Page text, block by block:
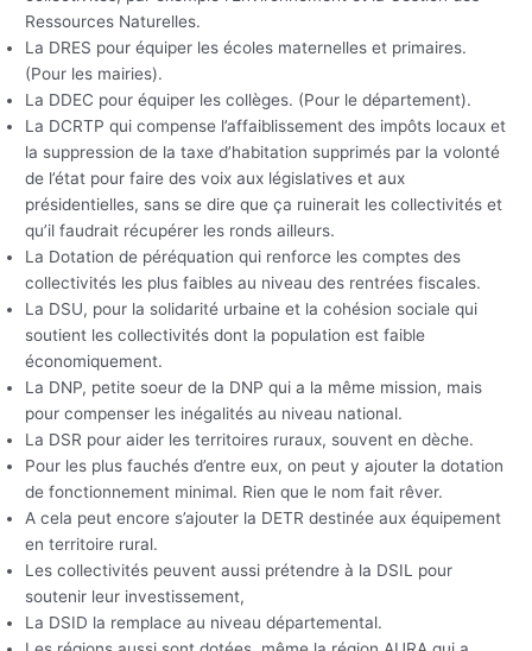
Ressources Naturelles.
La DRES pour équiper les écoles maternelles et primaires.
(Pour les mairies).
La DDEC pour équiper les collèges. (Pour le département).
La DCRTP qui compense l’affaiblissement des impôts locaux et
la suppression de la taxe d’habitation supprimés par la volonté
de l’état pour faire des voix aux législatives et aux
présidentielles, sans se dire que ça ruinerait les collectivités et
qu’il faudrait récupérer les ronds ailleurs.
La Dotation de péréquation qui renforce les comptes des
collectivités les plus faibles au niveau des rentrées fiscales.
La DSU, pour la solidarité urbaine et la cohésion sociale qui
soutient les collectivités dont la population est faible
économiquement.
La DNP, petite soeur de la DNP qui a la même mission, mais
pour compenser les inégalités au niveau national.
La DSR pour aider les territoires ruraux, souvent en dèche.
Pour les plus fauchés d’entre eux, on peut y ajouter la dotation
de fonctionnement minimal. Rien que le nom fait rêver.
A cela peut encore s’ajouter la DETR destinée aux équipement
en territoire rural.
Les collectivités peuvent aussi prétendre à la DSIL pour
soutenir leur investissement,
La DSID la remplace au niveau départemental.